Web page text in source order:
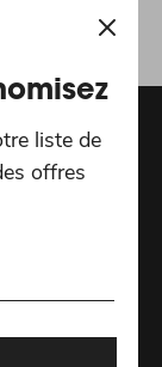
et actualités
liste de
offres